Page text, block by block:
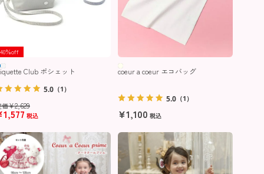
40％off
Club ポシェット
価¥2,629
1,577 税込
5.0 （1）
coeur a coeur エコバッグ
¥1,100 税込
5.0（1）